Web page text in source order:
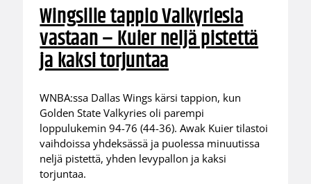
Wingsille tappio Valkyriesia
vastaan – Kuier neljä pistettä
ja kaksi torjuntaa
WNBA:ssa Dallas Wings kärsi tappion, kun
Golden State Valkyries oli parempi
loppulukemin 94-76 (44-36). Awak Kuier tilastoi
vaihdoissa yhdeksässä ja puolessa minuutissa
neljä pistettä, yhden levypallon ja kaksi
torjuntaa.